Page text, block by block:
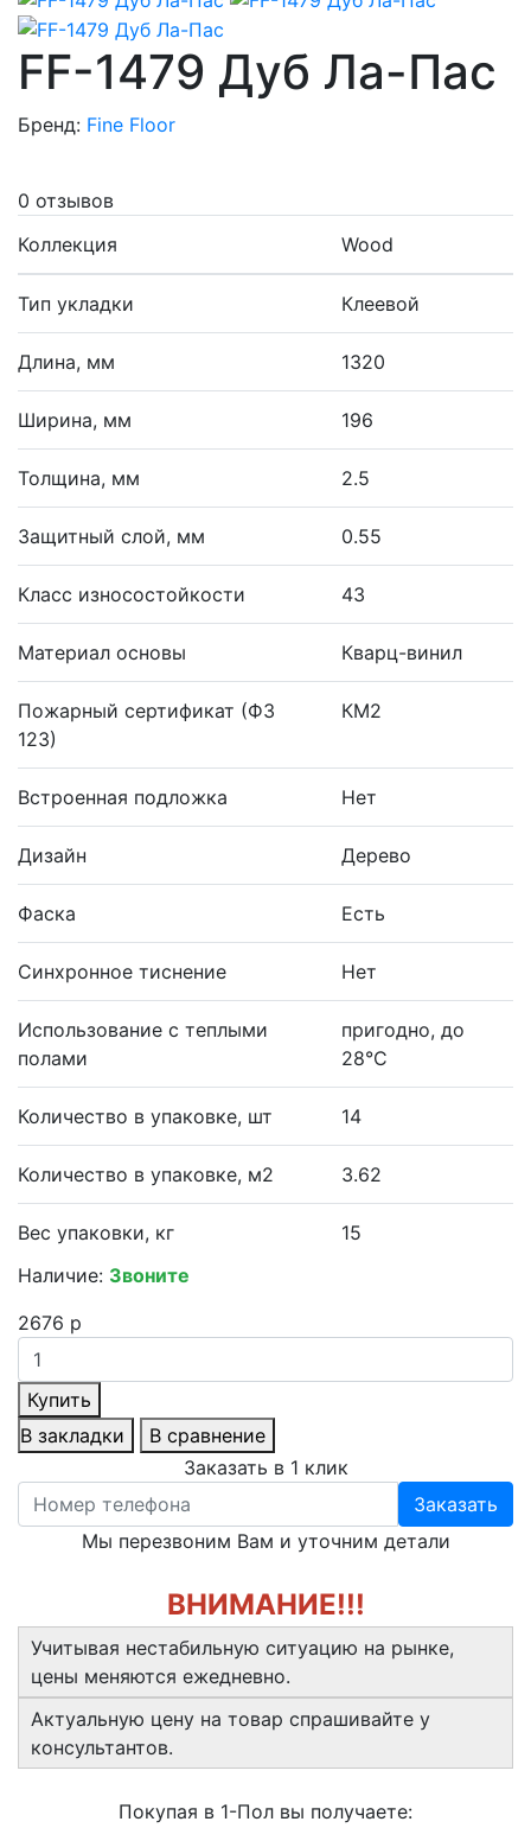
FF-1479 Дуб Ла-Пас
Бренд: Fine Floor
0 отзывов
Коллекция
Wood
Тип укладки Клеевой
Длина, мм 1320
Ширина, мм 196
Толщина, мм 2.5
Защитный слой, мм 0.55
Класс износостойкости 43
Материал основы Кварц-винил
Пожарный сертификат (ФЗ
123)
КМ2
Встроенная подложка Нет
Дизайн Дерево
Фаска Есть
Синхронное тиснение Нет
Использование с теплыми
полами
пригодно, до
28°С
Количество в упаковке, шт 14
Количество в упаковке, м2 3.62
Вес упаковки, кг
15
Наличие: Звоните
2676 р
Купить
В закладки
В сравнение
Заказать в 1 клик
Заказать
Мы перезвоним Вам и уточним детали
ВНИМАНИЕ!!!
Учитывая нестабильную ситуацию на рынке,
цены меняются ежедневно.
Актуальную цену на товар спрашивайте у
консультантов.
Покупая в 1-Пол вы получаете: